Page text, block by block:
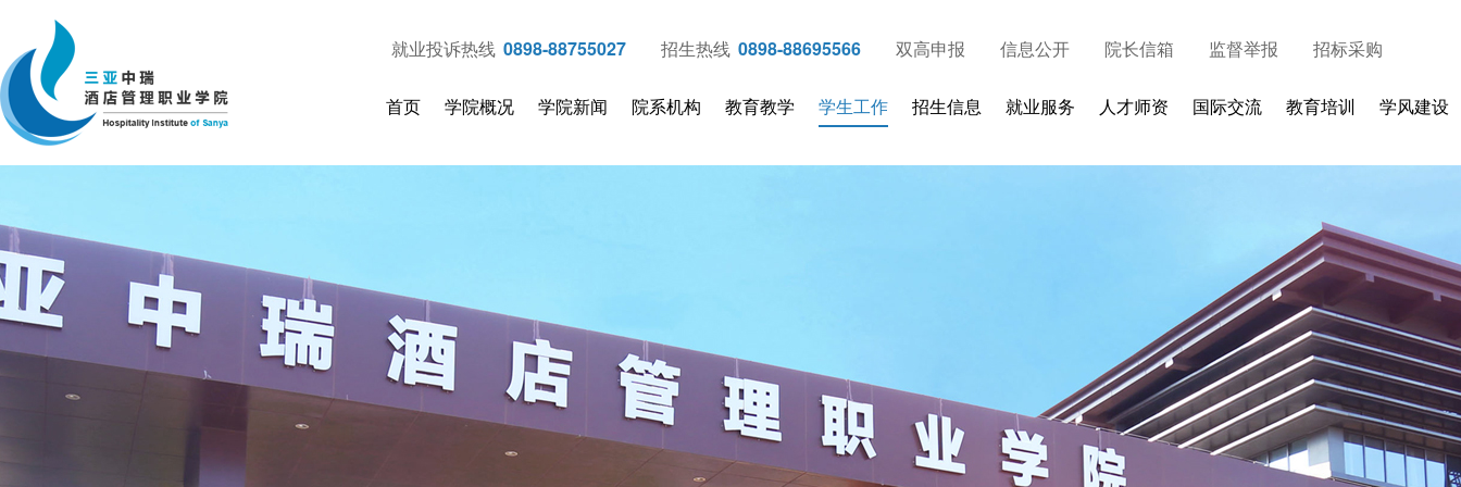
就业投诉热线 0898-88755027 招生热线 0898-88695566 双高申报 信息公开 院长信箱 监督举报
招标采购
首页 学院概况 学院新闻 院系机构 教育教学 学生工作 招生信息 就业服务 人才师资 国际交流 教育培训 学风建设